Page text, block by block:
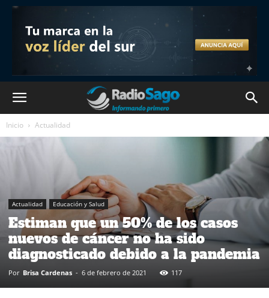
Inicio Actualidad
Actualidad Educación y Salud
Estiman que un 50% de los casos
nuevos de cáncer no ha sido
diagnosticado debido a la pandemia
Por Brisa Cardenas - 6 de febrero de 2021 117